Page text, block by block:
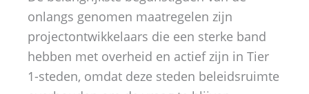
onlangs genomen maatregelen zijn
projectontwikkelaars die een sterke band
hebben met overheid en actief zijn in Tier
1-steden, omdat deze steden beleidsruimte